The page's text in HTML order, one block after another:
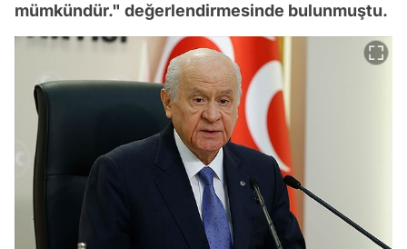
mümkündür." değerlendirmesinde bulunmuştu.